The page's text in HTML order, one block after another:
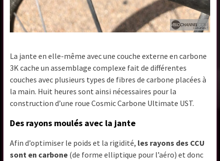
La jante en elle-même avec une couche externe en carbone
3K cache un assemblage complexe fait de différentes
couches avec plusieurs types de fibres de carbone placées à
la main. Huit heures sont ainsi nécessaires pour la
construction d’une roue Cosmic Carbone Ultimate UST.
Des rayons moulés avec la jante
Afin d’optimiser le poids et la rigidité, les rayons des CCU
sont en carbone (de forme elliptique pour l’aéro) et donc